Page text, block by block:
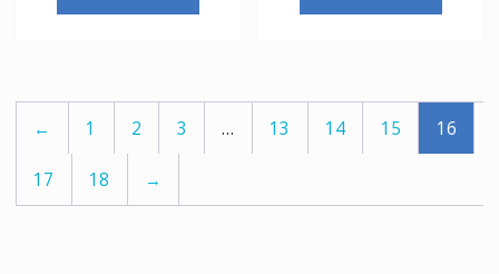
← 1 2 3 … 13 14 15 16
17 18 →